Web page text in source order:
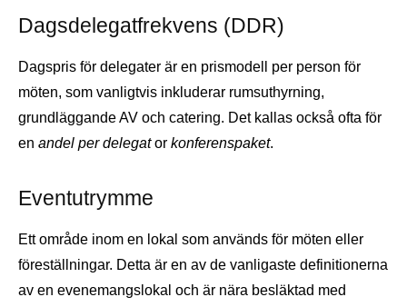
Dagsdelegatfrekvens (DDR)
Dagspris för delegater är en prismodell per person för
möten, som vanligtvis inkluderar rumsuthyrning,
grundläggande AV och catering. Det kallas också ofta för
en andel per delegator konferenspaket.
Eventutrymme
Ett område inom en lokal som används för möten eller
föreställningar. Detta är en av de vanligaste definitionerna
av en evenemangslokal och är nära besläktad med